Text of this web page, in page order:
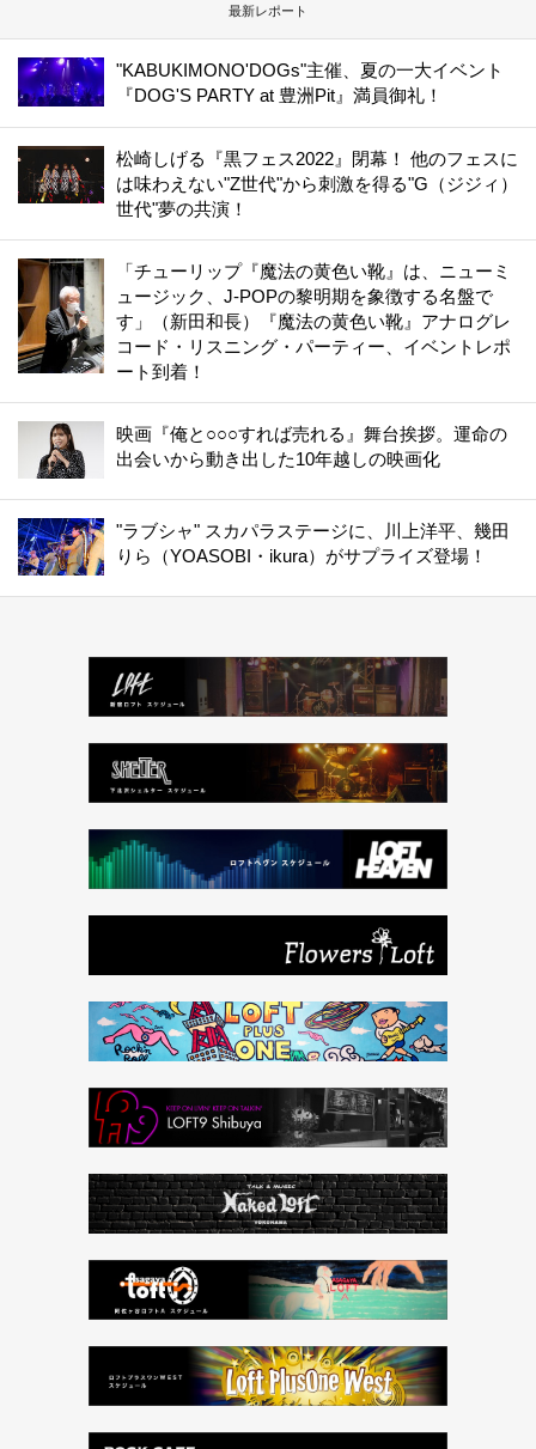
最新レポート
"KABUKIMONO'DOGs"主催、夏の一大イベント
『DOG'S PARTY at 豊洲Pit』満員御礼！
松崎しげる『黒フェス2022』閉幕！ 他のフェスに
は味わえない"Z世代"から刺激を得る"G（ジジィ）
世代"夢の共演！
「チューリップ『魔法の黄色い靴』は、ニューミ
ュージック、J-POPの黎明期を象徴する名盤で
す」（新田和長）『魔法の黄色い靴』アナログレ
コード・リスニング・パーティー、イベントレポ
ート到着！
映画『俺と○○○すれば売れる』舞台挨拶。運命の
出会いから動き出した10年越しの映画化
"ラブシャ" スカパラステージに、川上洋平、幾田
りら（YOASOBI・ikura）がサプライズ登場！